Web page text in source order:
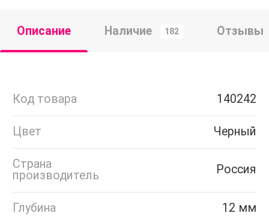
Описание Наличие 182 Отзывы
Код товара 140242
Цвет Черный
Страна
производитель
Россия
Глубина 12 мм